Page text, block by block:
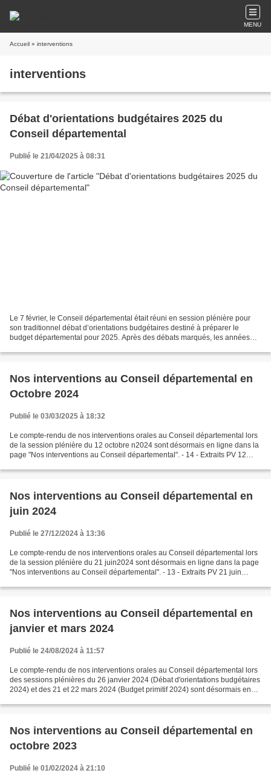
MENU
Accueil » interventions
interventions
Débat d'orientations budgétaires 2025 du
Conseil départemental
Publié le 21/04/2025 à 08:31
Le 7 février, le Conseil départemental était réuni en session plénière pour
son traditionnel débat d’orientations budgétaires destiné à préparer le
budget départemental pour 2025. Après des débats marqués, les années
Nos interventions au Conseil départemental en
Octobre 2024
Publié le 03/03/2025 à 18:32
Le compte-rendu de nos interventions orales au Conseil départemental lors
de la session plénière du 12 octobre n2024 sont désormais en ligne dans la
page "Nos interventions au Conseil départemental". - 14 - Extraits PV 12
Nos interventions au Conseil départemental en
juin 2024
Publié le 27/12/2024 à 13:36
Le compte-rendu de nos interventions orales au Conseil départemental lors
de la session plénière du 21 juin2024 sont désormais en ligne dans la page
"Nos interventions au Conseil départemental". - 13 - Extraits PV 21 juin
Nos interventions au Conseil départemental en
janvier et mars 2024
Publié le 24/08/2024 à 11:57
Le compte-rendu de nos interventions orales au Conseil départemental lors
des sessions plénières du 26 janvier 2024 (Débat d'orientations budgétaires
2024) et des 21 et 22 mars 2024 (Budget primitif 2024) sont désormais en
Nos interventions au Conseil départemental en
octobre 2023
Publié le 01/02/2024 à 21:10